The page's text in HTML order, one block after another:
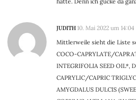
JUDITH 10. Mai 2022 um
Mittlerweile sieht die Liste
COCO-CAPRYLATE/
INTEGRIFOLIA SEED OIL*,
CAPRYLIC/CAPRIC
AMYGDALUS DULCIS